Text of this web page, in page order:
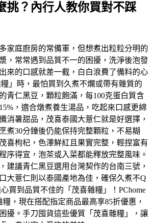
挑？內行人教你買對不踩
家庭廚房的常備軍，但想煮出粒粒分明的
，常常遇到品質不一的困擾，洗淨後泡發
來的口感就差一截，白白浪費了備料的心
」時，最怕買到久煮不爛或帶有雜質的
青仁黑豆，顆粒飽滿，每100克蛋白質含
，適合燉煮養生湯品，吃起來口感更綿
消暑甜品，茂喜泰國大薏仁就是好選擇，
煮30分鐘後仍能保持完整顆粒，不易糊
喜枸杞，色澤鮮紅且果實完整，輕捏富有
序得宜，泡茶或入菜都能釋放完整風味。
建議青仁黑豆選用台灣契作的台南三號，
大薏仁則以泰國產地為佳，確保久煮不Q
買到品質不佳的「茂喜雜糧」！PChome
糧，現在搭配指定商品最高享85折優惠，
擾。手刀囤貨這些優質「茂喜雜糧」，讓